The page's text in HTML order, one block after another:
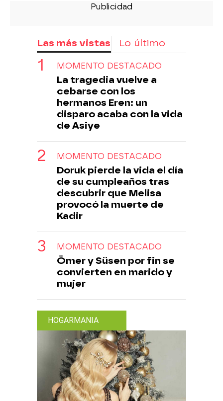
Las más vistas Lo último
MOMENTO DESTACADO
La tragedia vuelve a
cebarse con los
hermanos Eren: un
disparo acaba con la vida
de Asiye
MOMENTO DESTACADO
Doruk pierde la vida el día
de su cumpleaños tras
descubrir que Melisa
provocó la muerte de
Kadir
MOMENTO DESTACADO
Ömer y Süsen por fin se
convierten en marido y
mujer
HOGARMANIA